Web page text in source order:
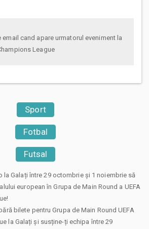
League
Sport
Fotbal
Futsal
la Galați între 29 octombrie și 1 noiembrie să
european în Grupa de Main Round a UEFA
bilete pentru Grupa de Main Round UEFA
la Galați și susține-ți echipa între 29